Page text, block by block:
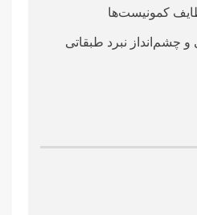
کمونیست‌ها
و چشم‌انداز نبرد طبقاتی